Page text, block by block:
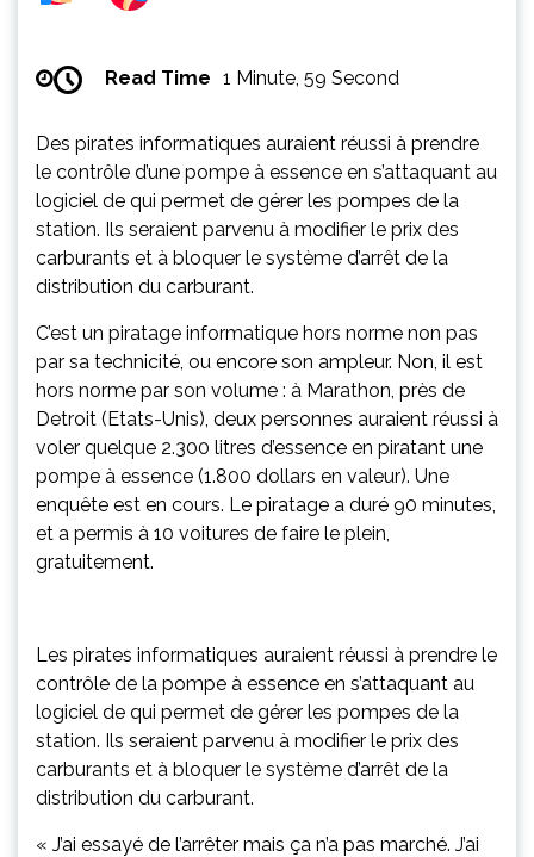
Read Time 1 Minute, 59 Second
Des pirates informatiques auraient réussi à prendre
le contrôle d’une pompe à essence en s’attaquant au
logiciel de qui permet de gérer les pompes de la
station. Ils seraient parvenu à modifier le prix des
carburants et à bloquer le système d’arrêt de la
distribution du carburant.
C’est un piratage informatique hors norme non pas
par sa technicité, ou encore son ampleur. Non, il est
hors norme par son volume : à Marathon, près de
Detroit (Etats-Unis), deux personnes auraient réussi à
voler quelque 2.300 litres d’essence en piratant une
pompe à essence (1.800 dollars en valeur). Une
enquête est en cours. Le piratage a duré 90 minutes,
et a permis à 10 voitures de faire le plein,
gratuitement.
Les pirates informatiques auraient réussi à prendre le
contrôle de la pompe à essence en s’attaquant au
logiciel de qui permet de gérer les pompes de la
station. Ils seraient parvenu à modifier le prix des
carburants et à bloquer le système d’arrêt de la
distribution du carburant.
« J’ai essayé de l’arrêter mais ça n’a pas marché. J’ai